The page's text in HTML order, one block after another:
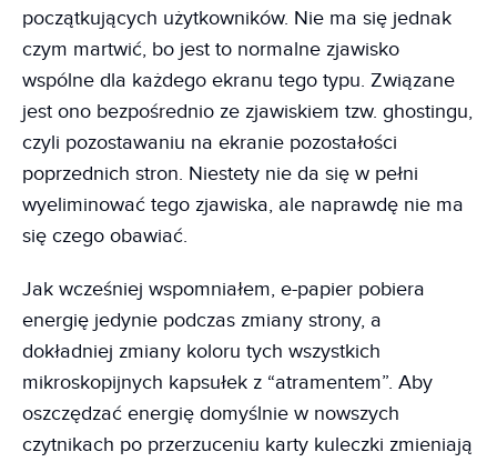
początkujących użytkowników. Nie ma się jednak
czym martwić, bo jest to normalne zjawisko
wspólne dla każdego ekranu tego typu. Związane
jest ono bezpośrednio ze zjawiskiem tzw. ghostingu,
czyli pozostawaniu na ekranie pozostałości
poprzednich stron. Niestety nie da się w pełni
wyeliminować tego zjawiska, ale naprawdę nie ma
się czego obawiać.
Jak wcześniej wspomniałem, e-papier pobiera
energię jedynie podczas zmiany strony, a
dokładniej zmiany koloru tych wszystkich
mikroskopijnych kapsułek z “atramentem”. Aby
oszczędzać energię domyślnie w nowszych
czytnikach po przerzuceniu karty kuleczki zmieniają